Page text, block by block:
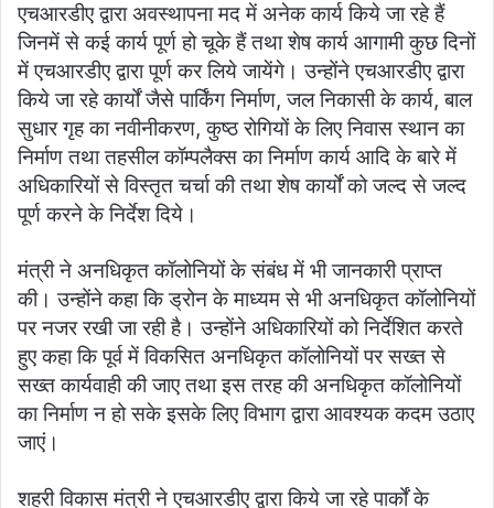
एचआरडीए द्वारा अवस्थापना मद में अनेक कार्य किये जा रहे हैं
जिनमें से कई कार्य पूर्ण हो चूके हैं तथा शेष कार्य आगामी कुछ दिनों
में एचआरडीए द्वारा पूर्ण कर लिये जायेंगे। उन्होंने एचआरडीए द्वारा
किये जा रहे कार्यों जैसे पार्किंग निर्माण, जल निकासी के कार्य, बाल
सुधार गृह का नवीनीकरण, कुष्ठ रोगियों के लिए निवास स्थान का
निर्माण तथा तहसील कॉम्पलैक्स का निर्माण कार्य आदि के बारे में
अधिकारियों से विस्तृत चर्चा की तथा शेष कार्यों को जल्द से जल्द
पूर्ण करने के निर्देश दिये।
मंत्री ने अनधिकृत कॉलोनियों के संबंध में भी जानकारी प्राप्त
की। उन्होंने कहा कि ड्रोन के माध्यम से भी अनधिकृत कॉलोनियों
पर नजर रखी जा रही है। उन्होंने अधिकारियों को निर्देशित करते
हुए कहा कि पूर्व में विकसित अनधिकृत कॉलोनियों पर सख्त से
सख्त कार्यवाही की जाए तथा इस तरह की अनधिकृत कॉलोनियों
का निर्माण न हो सके इसके लिए विभाग द्वारा आवश्यक कदम उठाए
जाएं।
शहरी विकास मंत्री ने एचआरडीए द्वारा किये जा रहे पार्कों के